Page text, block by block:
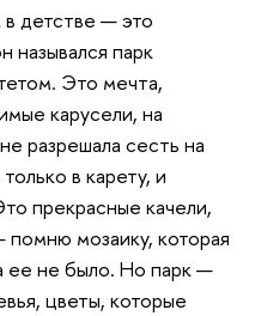
детстве — это
назывался парк
Это мечта,
карусели, на
разрешала сесть на
в карету, и
прекрасные качели,
помню мозаику, которая
ее не было. Но парк —
цветы, которые